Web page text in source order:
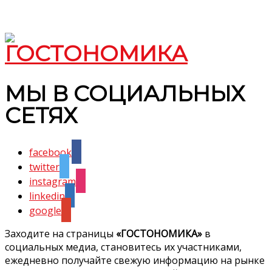
МЫ В СОЦИАЛЬНЫХ
СЕТЯХ
facebook
twitter
instagram
linkedin
google
Заходите на страницы «ГОСТОНОМИКА» в
социальных медиа, становитесь их участниками,
ежедневно получайте свежую информацию на рынке